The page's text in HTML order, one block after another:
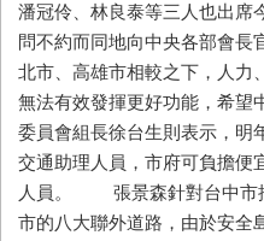
潘冠伶、林良泰等三人也出席
問不約而同地向中央各部會長
北市、高雄市相較之下，人力
無法有效發揮更好功能，希望
委員會組長徐台生則表示，明
交通助理人員，市府可負擔便
人員。 張景森針對台中市
市的八大聯外道路，由於安全